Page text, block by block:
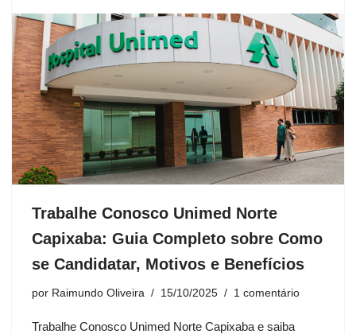
Trabalhe Conosco Unimed Norte
Capixaba: Guia Completo sobre Como
se Candidatar, Motivos e Benefícios
por Raimundo Oliveira 15/10/2025 1 comentário
Trabalhe Conosco Unimed Norte Capixaba e saiba